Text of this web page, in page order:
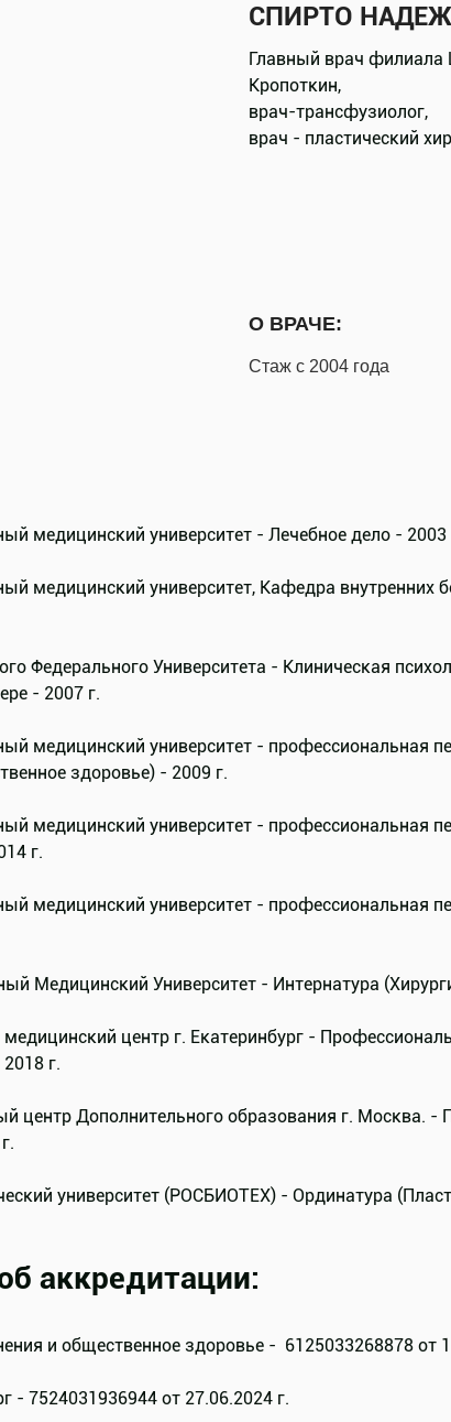
СПИРТО
Главный врач филиала
Кропоткин,
врач-трансфузиолог,
врач - пластический
О ВРАЧЕ:
Стаж с 2004 года
медицинский университет - Лечебное дело - 2003
медицинский университет, Кафедра внутренних
Федерального Университета - Клиническая
- 2007 г.
медицинский университет - профессиональная
здоровье) - 2009 г.
медицинский университет - профессиональная
г.
медицинский университет - профессиональная
Медицинский Университет - Интернатура
центр г. Екатеринбург -
г.
центр Дополнительного образования г. Москва. -
университет (РОСБИОТЕХ) - Ординатура
аккредитации:
и общественное здоровье - 6125033268878 от
- 7524031936944 от 27.06.2024 г.